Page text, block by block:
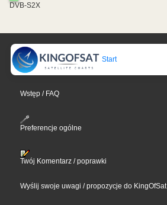
DVB-S2X
Start
Wstęp / FAQ
Preferencje ogólne
Twój Komentarz / poprawki
Wyślij swoje uwagi / propozycje do KingOfSat